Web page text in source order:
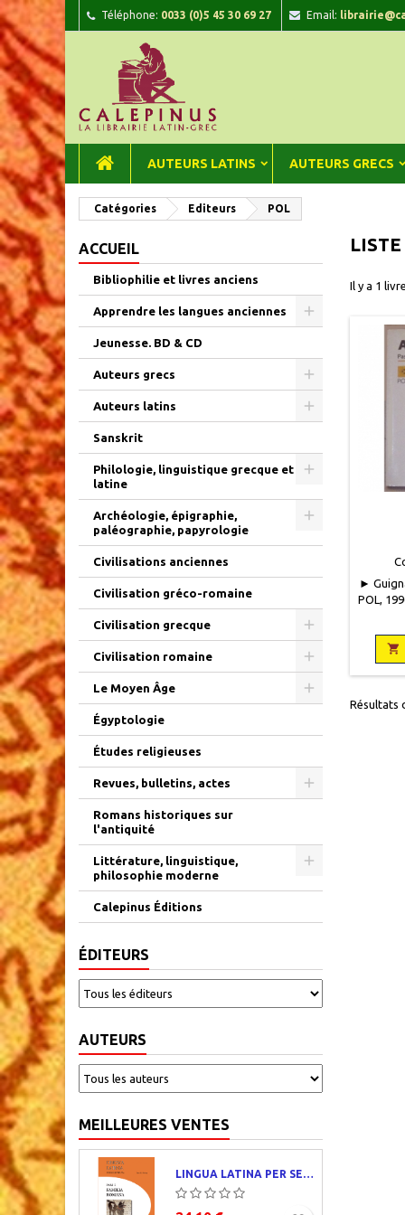
Téléphone: 0033 (0)5 45 30 69 27 Email:
AUTEURS LATINS AUTEURS GRECS
Catégories Editeurs POL
ACCUEIL
Bibliophilie et livres anciens
Apprendre les langues anciennes
Jeunesse. BD & CD
Auteurs grecs
Auteurs latins
Sanskrit
Philologie, linguistique grecque et
latine
Archéologie, épigraphie,
paléographie, papyrologie
Civilisations anciennes
Civilisation gréco-romaine
Civilisation grecque
Civilisation romaine
Le Moyen Âge
Égyptologie
Études religieuses
Revues, bulletins, actes
Romans historiques sur
l'antiquité
Littérature, linguistique,
philosophie moderne
Calepinus Éditions
ÉDITEURS
AUTEURS
MEILLEURES VENTES
LINGUA LATINA PER SE ILLUSTRATA. PARS I : FAMILIA ROMANA
Il y a 1
►
POL,

Résultats